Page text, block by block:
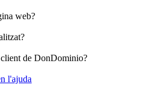
web?
de DonDominio?
l'ajuda